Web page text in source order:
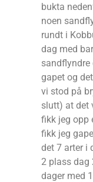
bukta
noen
rundt i
dag med
sandflyndre
gapet og
vi stod på
slutt) at det
fikk jeg opp
fikk jeg
det 7 arter i
2 plass dag
dager med